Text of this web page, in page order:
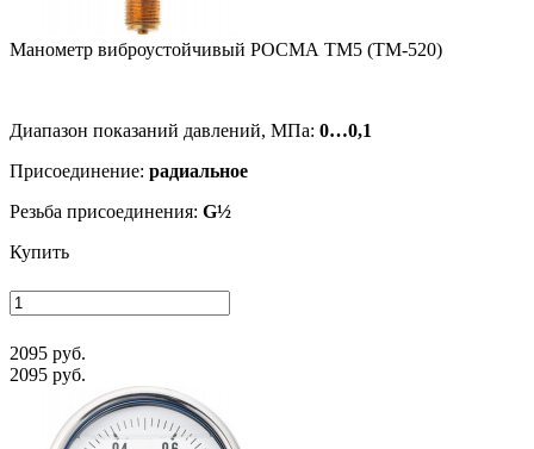
Манометр виб­ро­ус­той­чи­вый РОСМА ТМ5 (ТМ-520)
Диапазон показаний давлений, МПа: 0…0,1
Присоединение: радиальное
Резьба присоединения: G½
Купить
2095 руб.
2095 руб.